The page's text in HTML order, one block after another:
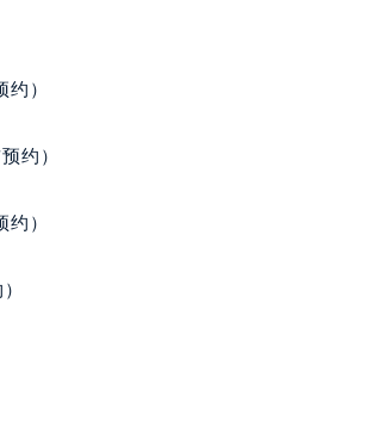
提前预约）
预约）
）
前预约）
预约）
家售后服务中心（需提前预约）
）
约）
）